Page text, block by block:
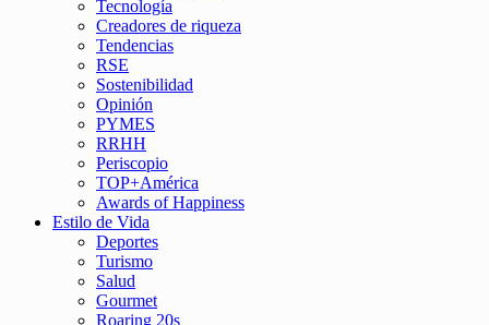
Tecnología
Creadores de riqueza
Tendencias
RSE
Sostenibilidad
Opinión
PYMES
RRHH
Periscopio
TOP+América
Awards of Happiness
Estilo de Vida
Deportes
Turismo
Salud
Gourmet
Roaring 20s